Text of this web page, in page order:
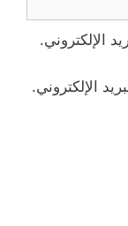
الإلكتروني.
الإلكتروني.